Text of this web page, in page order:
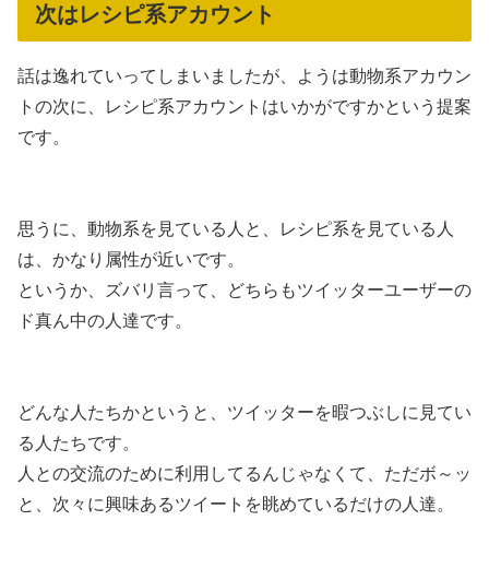
次はレシピ系アカウント
話は逸れていってしまいましたが、ようは動物系アカウン
トの次に、レシピ系アカウントはいかがですかという提案
です。
思うに、動物系を見ている人と、レシピ系を見ている人
は、かなり属性が近いです。
というか、ズバリ言って、どちらもツイッターユーザーの
ド真ん中の人達です。
どんな人たちかというと、ツイッターを暇つぶしに見てい
る人たちです。
人との交流のために利用してるんじゃなくて、ただボ～ッ
と、次々に興味あるツイートを眺めているだけの人達。